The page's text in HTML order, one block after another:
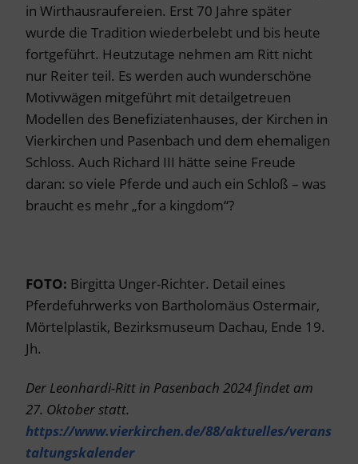
in Wirthausraufereien. Erst 70 Jahre später
wurde die Tradition wiederbelebt und bis heute
fortgeführt. Heutzutage nehmen am Ritt nicht
nur Reiter teil. Es werden auch wunderschöne
Motivwägen mitgeführt mit detailgetreuen
Modellen des Benefiziatenhauses, der Kirchen in
Vierkirchen und Pasenbach und dem ehemaligen
Schloss. Auch Richard III hätte seine Freude
daran: so viele Pferde und auch ein Schloß – was
braucht es mehr „for a kingdom“?
FOTO: Birgitta Unger-Richter. Detail eines
Pferdefuhrwerks von Bartholomäus Ostermair,
Mörtelplastik, Bezirksmuseum Dachau, Ende 19.
Jh.
Der Leonhardi-Ritt in Pasenbach 2024 findet am
27. Oktober statt.
https://www.vierkirchen.de/88/aktuelles/verans
taltungskalender